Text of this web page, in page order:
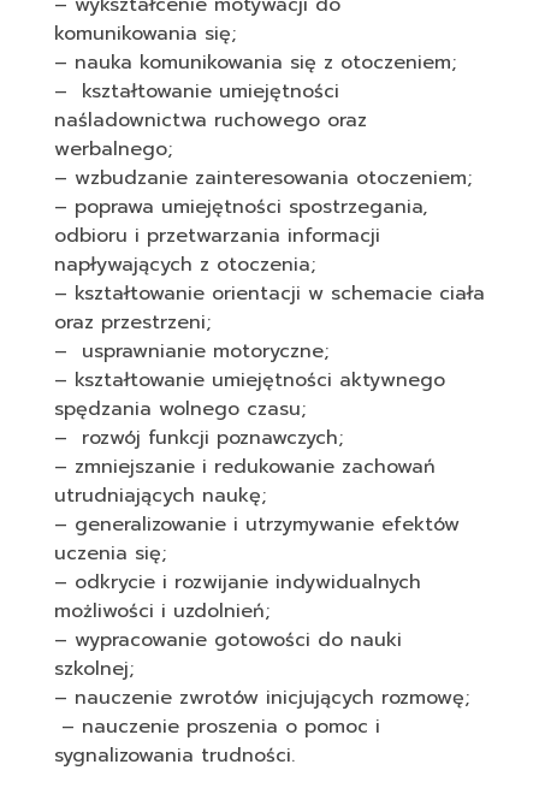
komunikowania się;
– nauka komunikowania się z otoczeniem;
– kształtowanie umiejętności
naśladownictwa ruchowego oraz
werbalnego;
– wzbudzanie zainteresowania otoczeniem;
– poprawa umiejętności spostrzegania,
odbioru i przetwarzania informacji
napływających z otoczenia;
– kształtowanie orientacji w schemacie ciała
oraz przestrzeni;
– usprawnianie motoryczne;
– kształtowanie umiejętności aktywnego
spędzania wolnego czasu;
– rozwój funkcji poznawczych;
– zmniejszanie i redukowanie zachowań
utrudniających naukę;
– generalizowanie i utrzymywanie efektów
uczenia się;
– odkrycie i rozwijanie indywidualnych
możliwości i uzdolnień;
– wypracowanie gotowości do nauki
szkolnej;
– nauczenie zwrotów inicjujących rozmowę;
– nauczenie proszenia o pomoc i
sygnalizowania trudności.